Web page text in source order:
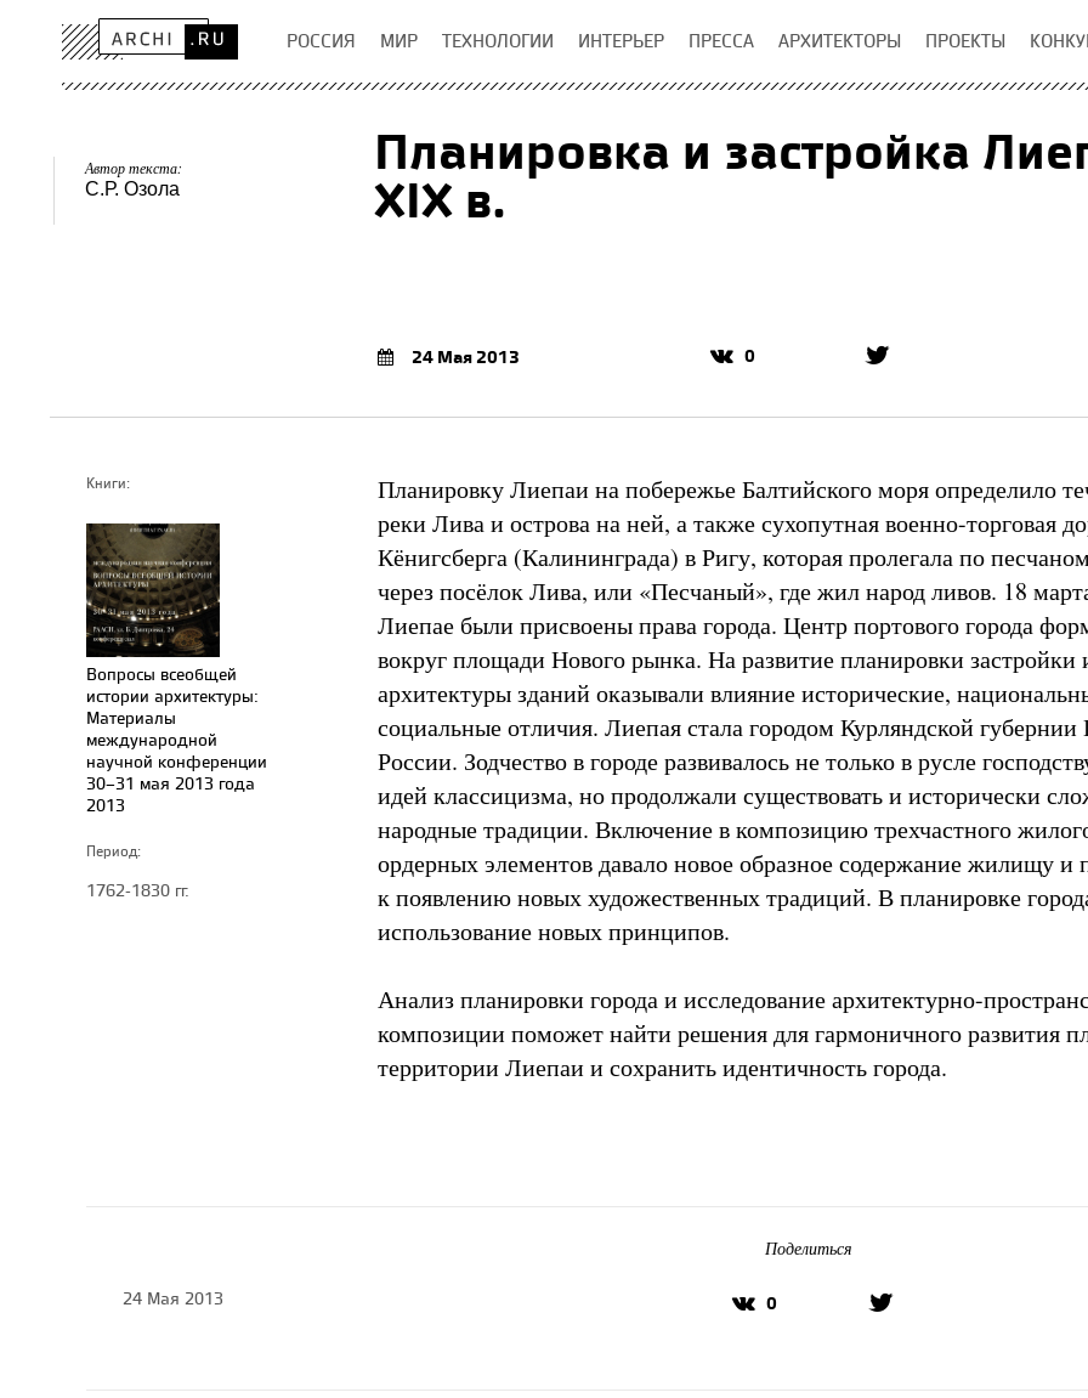
РОССИЯ МИР ТЕХНОЛОГИИ ИНТЕРЬЕР ПРЕССА АРХИТЕКТОРЫ ПРОЕКТЫ
Автор текста:
С.Р. Озола
Планировка и застройка
XIX в.
24 Мая 2013 0
Книги:
Вопросы всеобщей
истории архитектуры:
Материалы
международной
научной конференции
30–31 мая 2013 года
2013
Период:
1762-1830 гг.
Планировку Лиепаи на побережье Балтийского моря определило
реки Лива и острова на ней, а также сухопутная военно-торговая
Кёнигсберга (Калининграда) в Ригу, которая пролегала по
через посёлок Лива, или «Песчаный», где жил народ ливов. 18
Лиепае были присвоены права города. Центр портового города
вокруг площади Нового рынка. На развитие планировки застройки
архитектуры зданий оказывали влияние исторические,
социальные отличия. Лиепая стала городом Курляндской губернии
России. Зодчество в городе развивалось не только в русле
идей классицизма, но продолжали существовать и исторически
народные традиции. Включение в композицию трехчастного
ордерных элементов давало новое образное содержание жилищу и
к появлению новых художественных традиций. В планировке
использование новых принципов.
Анализ планировки города и исследование архитектурно-
композиции поможет найти решения для гармоничного развития
территории Лиепаи и сохранить идентичность города.
24 Мая 2013
Поделиться
0